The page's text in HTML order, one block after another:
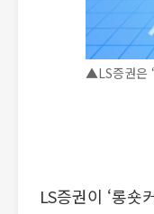
▲LS증권은
LS증권이 ‘롱숏